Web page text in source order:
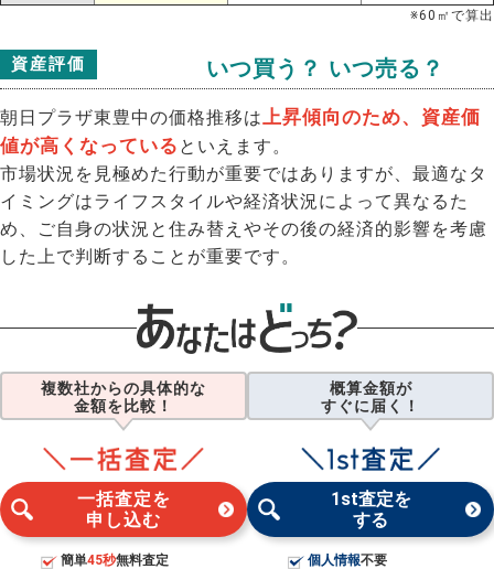
※60 ㎡で算出
資産評価 いつ買う？ いつ売る？
朝日プラザ東豊中の価格推移は 上昇傾向のため、資産価
値が高くなっている といえます。
市場状況を見極めた行動が重要ではありますが、最適なタ
イミングはライフスタイルや経済状況によって異なるた
め、ご自身の状況と住み替えやその後の経済的影響を考慮
した上で判断することが重要です。
複数社からの具体的な
金額を比較！
一括査定を
申し込む
簡単45秒無料査定
概算金額が
すぐに届く！
1st査定を
する
個人情報不要